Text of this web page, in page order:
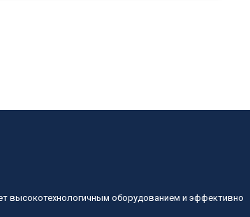
высокотехнологичным оборудованием и эффективно